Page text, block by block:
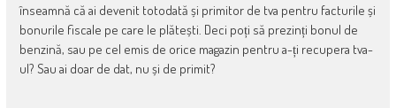
înseamnă că ai devenit totodată și primitor de tva pentru facturile și
bonurile fiscale pe care le plătești. Deci poți să prezinți bonul de
benzină, sau pe cel emis de orice magazin pentru a-ți recupera tva-
ul? Sau ai doar de dat, nu și de primit?